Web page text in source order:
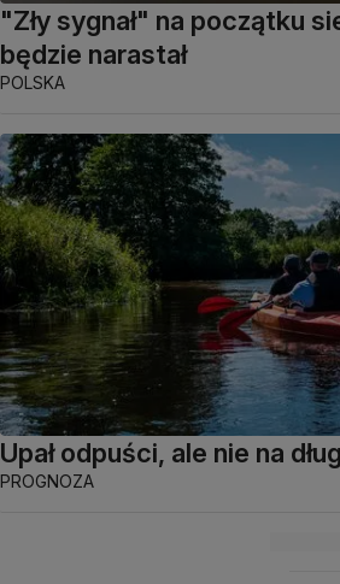
"Zły sygnał" na początku
będzie narastał
POLSKA
Upał odpuści, ale nie na
PROGNOZA